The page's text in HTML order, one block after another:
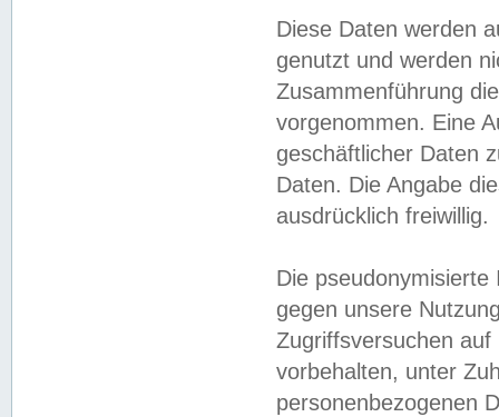
Diese Daten werden
genutzt und werden
Zusammenführung
vorgenommen. Eine
geschäftlicher Daten
Daten. Die Angabe
ausdrücklich freiwillig.
Die
gegen unsere
Zugriffsversuchen
vorbehalten, unter
personenbezogenen